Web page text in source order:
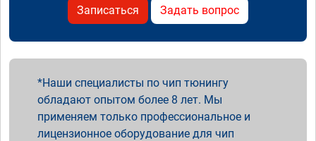
Записаться Задать вопрос
Наши специалисты по чип тюнингу
обладают опытом более 8 лет. Мы
применяем только профессиональное и
лицензионное оборудование для чип